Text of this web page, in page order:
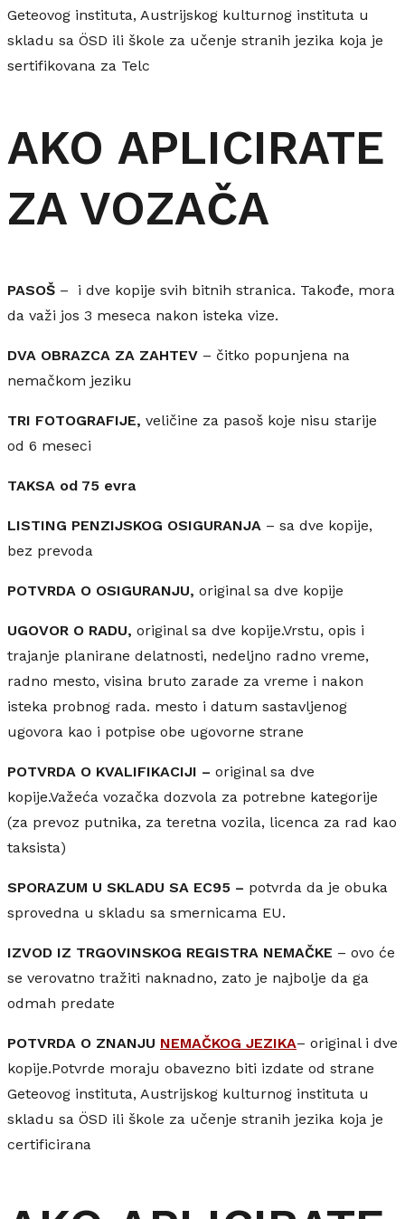
Geteovog instituta, Austrijskog kulturnog instituta u
skladu sa ÖSD ili škole za učenje stranih jezika koja je
sertifikovana za Telc
AKO APLICIRATE
ZA VOZAČA
PASOŠ – i dve kopije svih bitnih stranica. Takođe, mora
da važi jos 3 meseca nakon isteka vize.
DVA OBRAZCA ZA ZAHTEV – čitko popunjena na
nemačkom jeziku
TRI FOTOGRAFIJE, veličine za pasoš koje nisu starije
od 6 meseci
TAKSA od 75 evra
LISTING PENZIJSKOG OSIGURANJA – sa dve kopije,
bez prevoda
POTVRDA O OSIGURANJU, original sa dve kopije
UGOVOR O RADU, original sa dve kopije.Vrstu, opis i
trajanje planirane delatnosti, nedeljno radno vreme,
radno mesto, visina bruto zarade za vreme i nakon
isteka probnog rada. mesto i datum sastavljenog
ugovora kao i potpise obe ugovorne strane
POTVRDA O KVALIFIKACIJI – original sa dve
kopije.Važeća vozačka dozvola za potrebne kategorije
(za prevoz putnika, za teretna vozila, licenca za rad kao
taksista)
SPORAZUM U SKLADU SA EC95 – potvrda da je obuka
sprovedna u skladu sa smernicama EU.
IZVOD IZ TRGOVINSKOG REGISTRA NEMAČKE – ovo će
se verovatno tražiti naknadno, zato je najbolje da ga
odmah predate
POTVRDA O ZNANJU NEMAČKOG JEZIKA– original i dve
kopije.Potvrde moraju obavezno biti izdate od strane
Geteovog instituta, Austrijskog kulturnog instituta u
skladu sa ÖSD ili škole za učenje stranih jezika koja je
certificirana